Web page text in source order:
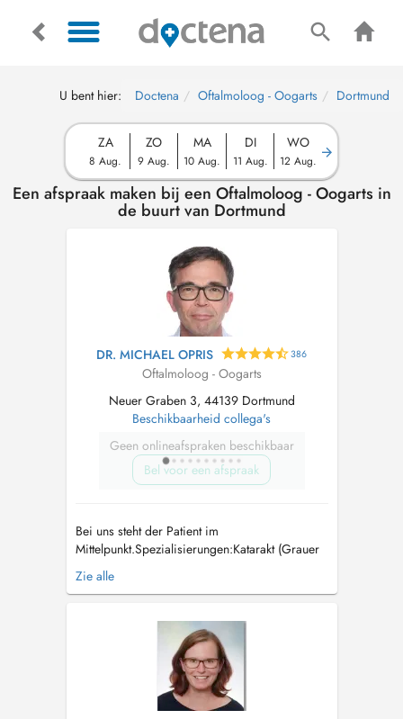
U bent hier: Doctena Oftalmoloog - Oogarts Dortmund
ZA
8 Aug.
ZO
9 Aug.
MA
10 Aug.
DI
11 Aug.
WO
12 Aug.
Een afspraak maken bij een Oftalmoloog - Oogarts in
de buurt van Dortmund
DR. MICHAEL OPRIS 386
Oftalmoloog - Oogarts
Neuer Graben 3, 44139 Dortmund
Beschikbaarheid collega's
Geen onlineafspraken beschikbaar
Bel voor een afspraak
Bei uns steht der Patient im
Mittelpunkt.Spezialisierungen:Katarakt (Grauer
Star) Glaukom (Grüner Star) Intravitreale
Injektionen bei feuchter Makuladegeneration
Zie alle